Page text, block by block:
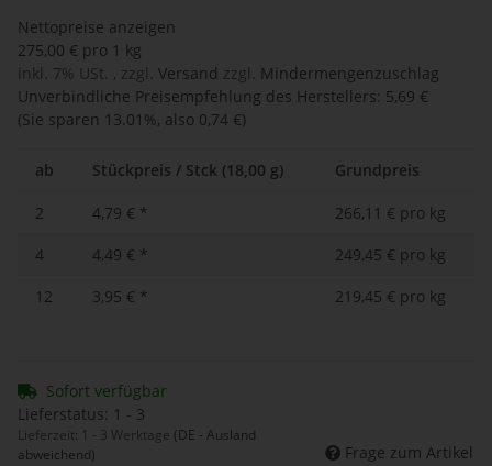
Nettopreise anzeigen
275,00 € pro 1 kg
inkl. 7% USt. , zzgl. Versand zzgl.
Mindermengenzuschlag
Unverbindliche Preisempfehlung des Herstellers: 5,69 €
(Sie sparen 13.01%, also 0,74 €)
ab Stückpreis / Stck (18,00 g) Grundpreis
2 4,79 € *
266,11 € pro kg
4
4,49 € *
249,45 € pro kg
12
3,95 € * 219,45 € pro kg
Sofort verfügbar
Lieferstatus: 1 - 3
Lieferzeit: 1 - 3 Werktage (DE - Ausland
abweichend)
Frage zum Artikel